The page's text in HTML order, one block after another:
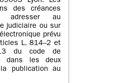
des créances
au
judiciaire ou sur
prévu
L. 814–2 et
du code de
dans les deux
publication au